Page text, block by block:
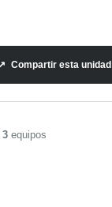
Compartir esta unidad
3 equipos